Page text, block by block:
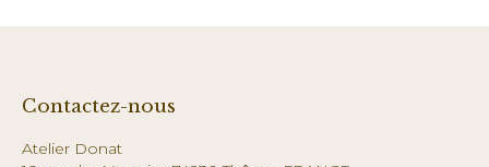
Contactez-nous
Atelier Donat